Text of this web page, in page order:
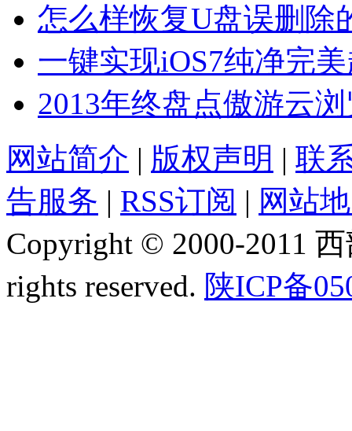
怎么样恢复U盘误删除
一键实现iOS7纯净完
2013年终盘点傲游云
网站简介 | 版权声明 | 联
告服务 | RSS订阅 | 网站
Copyright © 2000-2011
rights reserved. 陕ICP备